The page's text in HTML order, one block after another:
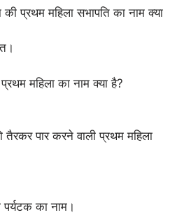
की प्रथम महिला सभापति का नाम क्या
महिला का नाम क्या है?
तैरकर पार करने वाली प्रथम महिला
पर्यटक का नाम।